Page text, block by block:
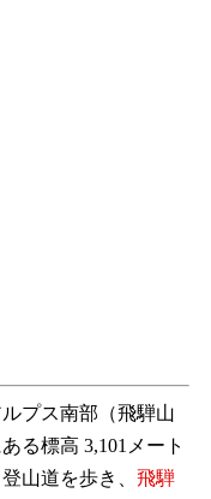
プス南部（飛騨山
る標高 3,101メート
山道を歩き、 飛騨